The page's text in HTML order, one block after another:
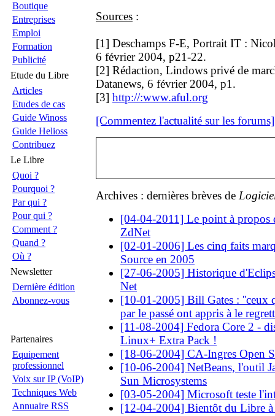
Boutique
Entreprises
Emploi
Formation
Publicité
Etude du Libre
Articles
Etudes de cas
Guide Winoss
Guide Helioss
Contribuez
Le Libre
Quoi ?
Pourquoi ?
Par qui ?
Pour qui ?
Comment ?
Quand ?
Où ?
Newsletter
Dernière édition
Abonnez-vous
Partenaires
Equipement
professionnel
Voix sur IP (VoIP)
Techniques Web
Annuaire RSS
Sources :
[1] Deschamps F-E, Portrait IT :
6 février 2004, p21-22.
[2] Rédaction, Lindows privé de
Datanews, 6 février 2004, p1.
[3] http://:www.aful.org
[Commentez l'actualité sur les forums]
Archives : dernières brèves de
[04-04-2011] Le point à propos
ZdNet
[02-01-2006] Les cinq faits
Source en 2005
[27-06-2005] Historique
Net
[10-01-2005] Bill Gates : ''ceux
par le passé ont appris à le
[11-08-2004] Fedora Core 2 -
Linux+ Extra Pack !
[18-06-2004] CA-Ingres Open
[10-06-2004] NetBeans, l'outil
Sun Microsystems
[03-05-2004] Microsoft teste
[12-04-2004] Bientôt du Libre à